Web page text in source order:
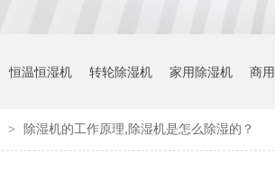
恒温恒湿机 转轮除湿机 家用除湿机 商
> 除湿机的工作原理,除湿机是怎么除湿的？